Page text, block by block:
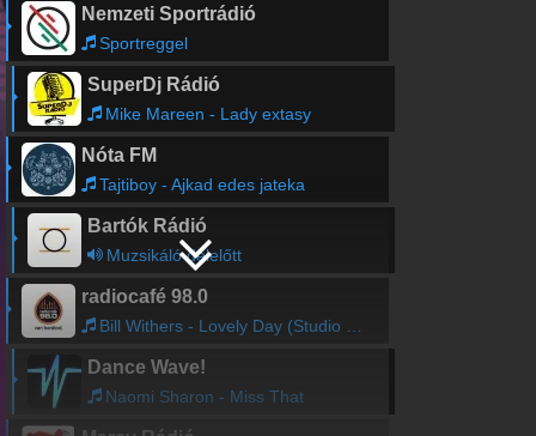
Nemzeti Sportrádió
Sportreggel
SuperDj Rádió
Mike Mareen - Lady extasy
Nóta FM
Tajtiboy - Ajkad edes jateka
Bartók Rádió
Muzsikáló délelőtt
radiocafé 98.0
Bill Withers - Lovely Day (Studio Rio Version)
Dance Wave!
Naomi Sharon - Miss That